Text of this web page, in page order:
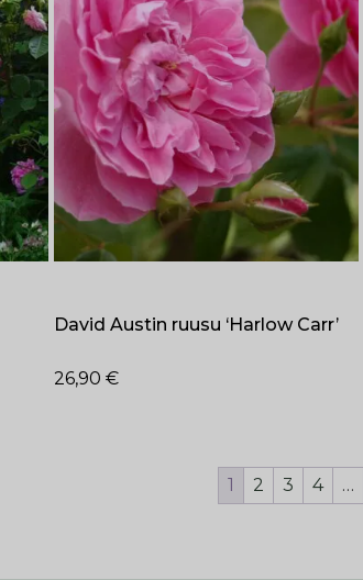
David Austin ruusu ‘Harlow Carr’
26,90€
1 2 3 4 …